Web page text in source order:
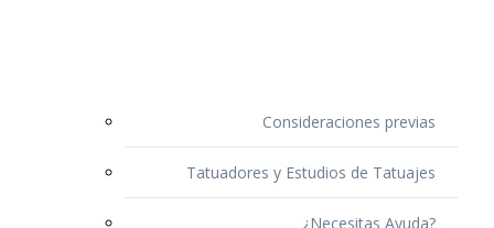
Consideraciones previas
Tatuadores y Estudios de Tatuajes
¿Necesitas Ayuda?